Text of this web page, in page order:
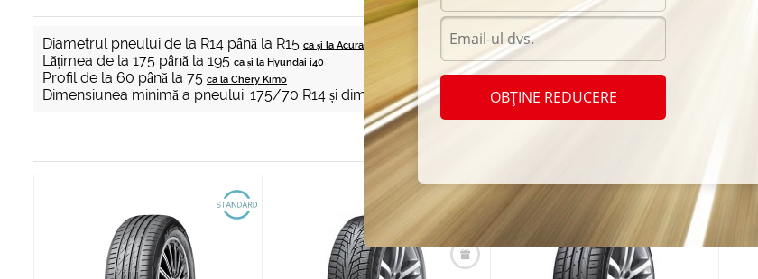
Diametrul pneului de la R14 până la R15 ca și la Acura RSX
Lățimea de la 175 până la 195 ca și la Hyundai i40
Profil de la 60 până la 75 ca la Chery Kimo
Dimensiunea minimă a pneului: 175/70 R14 și dimensiunea maximă a cauciucului: 195/60 R15
OBȚINE REDUCERE